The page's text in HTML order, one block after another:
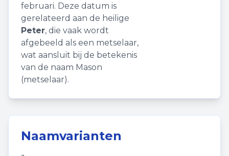
februari. Deze datum is
gerelateerd aan de heilige
Peter, die vaak wordt
afgebeeld als een metselaar,
wat aansluit bij de betekenis
van de naam Mason
(metselaar).
Naamvarianten